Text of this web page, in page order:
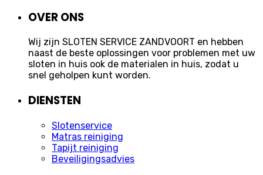
OVER ONS
Wij zijn SLOTEN SERVICE ZANDVOORT en hebben
naast de beste oplossingen voor problemen met uw
sloten in huis ook de materialen in huis, zodat u
snel geholpen kunt worden.
DIENSTEN
Slotenservice
Matras reiniging
Tapijt reiniging
Beveiligingsadvies